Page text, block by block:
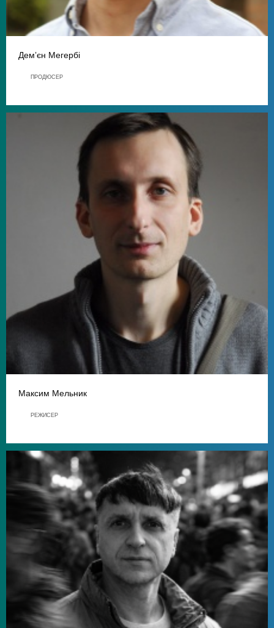
Демʼєн Мегербі
ПРОДЮСЕР
Максим Мельник
РЕЖИСЕР